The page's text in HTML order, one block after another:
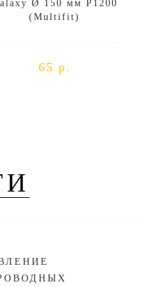
Ø 150 мм P1200
(Multifit)
65 р.